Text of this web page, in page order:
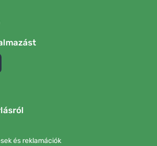
és reklamációk